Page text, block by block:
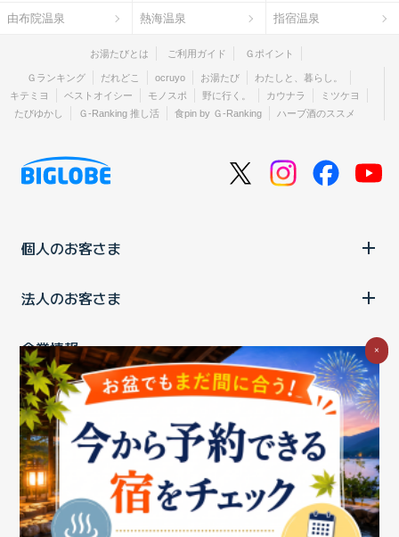
由布院温泉 熱海温泉 指宿温泉
お湯たびとは ご利用ガイド Ｇポイント
Ｇランキング だれどこ ocruyo お湯たび
わたしと、暮らし。
キテミヨ
ベストオイシー モノスポ 野に行く。 カウナラ
ミツケヨ
たびゆかし
Ｇ-Ranking 推し活 食pin by Ｇ-Ranking ハーブ酒のススメ
個人のお客さま
法人のお客さま
企業情報
ご利用中の方
お問い合わせ消費税の表示 ウェブアクセシビリティの取り組み
個人情報保護ポリシープライバシーポータル
Cookieポリシー
特定商取引法に基づく表記情報セキュリティ基本方針
商標についてBIGLOBEトップ
×